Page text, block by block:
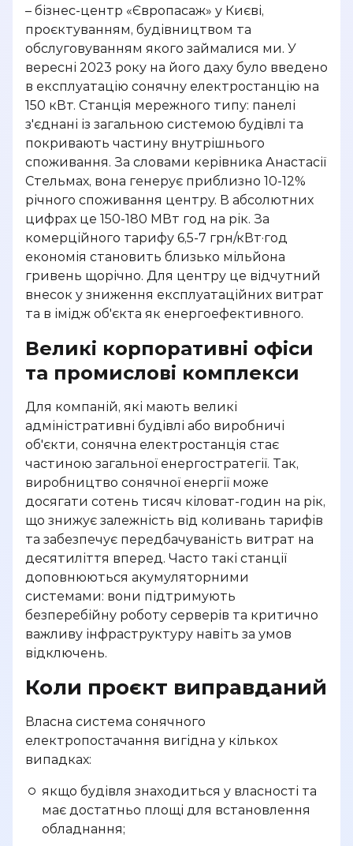
Ми з радістю
запропонуємо наші
варіанти вирішення
Вашого питання
– бізнес-центр «Європасаж» у Києві,
проєктуванням, будівництвом та
обслуговуванням якого займалися ми. У
вересні 2023 року на його даху було введено
в експлуатацію сонячну електростанцію на
150 кВт. Станція мережного типу: панелі
з'єднані із загальною системою будівлі та
покривають частину внутрішнього
споживання. За словами керівника Анастасії
Стельмах, вона генерує приблизно 10-12%
річного споживання центру. В абсолютних
цифрах це 150-180 МВт год на рік. За
комерційного тарифу 6,5-7 грн/кВт·год
економія становить близько мільйона
гривень щорічно. Для центру це відчутний
внесок у зниження експлуатаційних витрат
та в імідж об'єкта як енергоефективного.
Великі корпоративні офіси
та промислові комплекси
Для компаній, які мають великі
адміністративні будівлі або виробничі
об'єкти, сонячна електростанція стає
частиною загальної енергостратегії. Так,
виробництво сонячної енергії може
досягати сотень тисяч кіловат-годин на рік,
що знижує залежність від коливань тарифів
та забезпечує передбачуваність витрат на
десятиліття вперед. Часто такі станції
доповнюються акумуляторними
системами: вони підтримують
безперебійну роботу серверів та критично
важливу інфраструктуру навіть за умов
відключень.
Коли проєкт виправданий
Власна система сонячного
електропостачання вигідна у кількох
випадках:
якщо будівля знаходиться у власності та
має достатньо площі для встановлення
обладнання;